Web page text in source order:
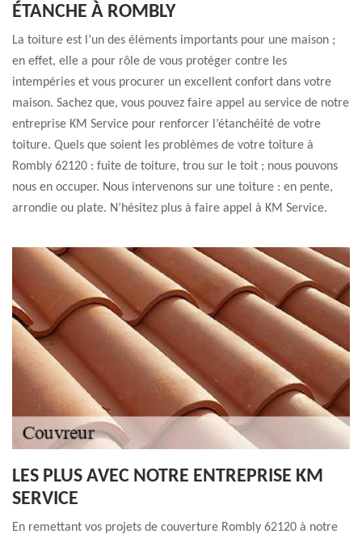
ÉTANCHE À ROMBLY
La toiture est l’un des éléments importants pour une maison ;
en effet, elle a pour rôle de vous protéger contre les
intempéries et vous procurer un excellent confort dans votre
maison. Sachez que, vous pouvez faire appel au service de notre
entreprise KM Service pour renforcer l’étanchéité de votre
toiture. Quels que soient les problèmes de votre toiture à
Rombly 62120 : fuite de toiture, trou sur le toit ; nous pouvons
nous en occuper. Nous intervenons sur une toiture : en pente,
arrondie ou plate. N’hésitez plus à faire appel à KM Service.
LES PLUS AVEC NOTRE ENTREPRISE KM
SERVICE
En remettant vos projets de couverture Rombly 62120 à notre